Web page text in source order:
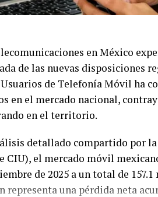
en México
de las nuevas disposiciones
de Telefonía Móvil ha
en el mercado nacional,
en el territorio.
detallado compartido por
el mercado móvil
de 2025 a un total de
representa una pérdida neta